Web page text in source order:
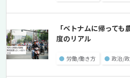
「ベトナムに帰って
度のリアル
● 労働/働き方 ● 政治/